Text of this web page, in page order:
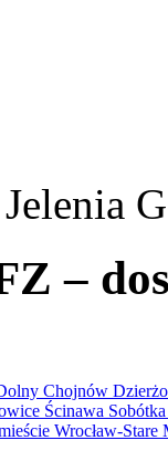
–
Chojnów
Ścinawa
Wrocław-Stare